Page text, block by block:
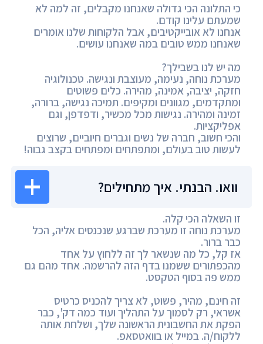
כי התלונה הכי גדולה שאנחנו מקבלים, זה למה לא
שמעתם עלינו קודם.
אנחנו לא אובייקטיבים, אבל הלקוחות שלנו אומרים
שאנחנו ממש טובים במה שאנחנו עושים.
מה יש לנו בשבילך?
מערכת נוחה, נעימה, מעוצבת ונגישה. טכנולוגיה
חזקה, יציבה, אמינה, מהירה. כלים פשוטים
ומתקדמים, מגוונים ומקיפים. תמיכה נגישה, ברורה,
זמינה ומהירה. נגישות מכל מכשיר, ודפדפן, וגם
אפליקציות.
והכי חשוב, חברה של נשים וגברים חיוביים, שרוצים
לעשות טוב בעולם, ומתפתחים ומפתחים בקצב גבוה!
וואו. הבנתי. איך מתחילים?
זו השאלה הכי קלה.
מערכת נוחה זו מערכת שברגע שנכנסים אליה, הכל
כבר ברור.
אז קל, כל מה שנשאר לך זה ללחוץ על אחד
מהכפתורים ששמנו בדף הזה להרשמה. אחד מהם גם
ממש פה בסוף הטקסט.
זה חינם, מהיר, פשוט, לא צריך להכניס כרטיס
אשראי, רק לסמוך על התהליך ועוד כמה דק', כבר
הפקת את החשבונית הראשונה שלך, ושלחת אותה
ללקוח/ה. במייל או בוואטסאפ.